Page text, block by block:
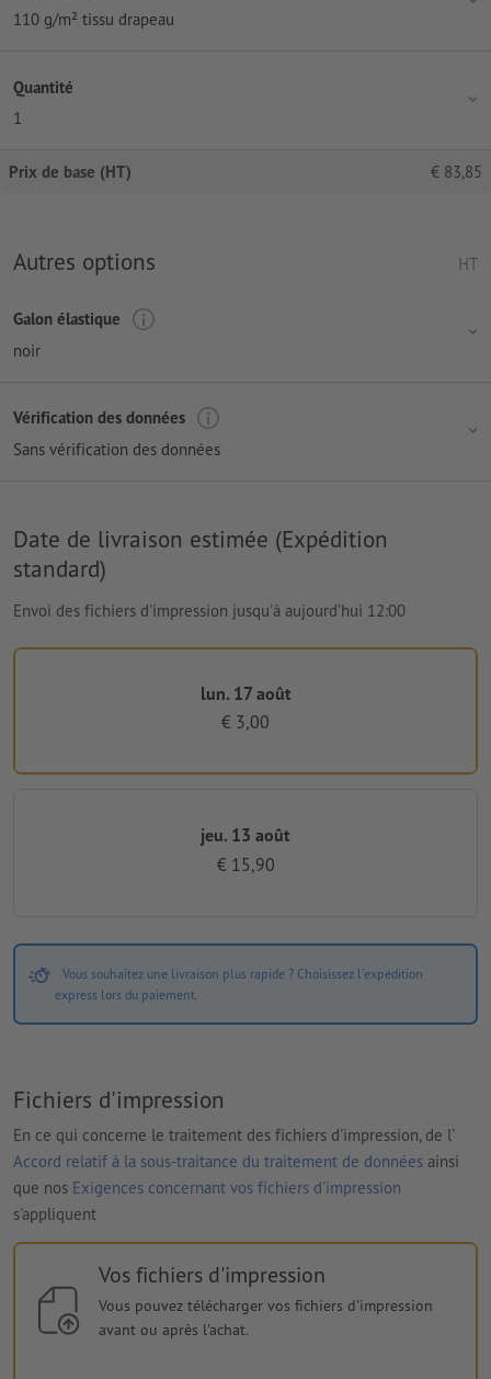
110 g/m² tissu drapeau
Quantité
1
Prix de base (HT) € 83,85
Autres options HT
Galon élastique
noir
Vérification des données
Sans vérification des données
Date de livraison estimée (Expédition
standard)
Envoi des fichiers d'impression jusqu'à aujourd’hui 12:00
lun. 17 août
€ 3,00
jeu. 13 août
€ 15,90
Vous souhaitez une livraison plus rapide ? Choisissez l'expédition
express lors du paiement.
Fichiers d'impression
En ce qui concerne le traitement des fichiers d'impression, de l'
Accord relatif à la sous-traitance du traitement de données ainsi
que nos Exigences concernant vos fichiers d'impression
s'appliquent
Vos fichiers d'impression
Vous pouvez télécharger vos fichiers d'impression
avant ou après l'achat.